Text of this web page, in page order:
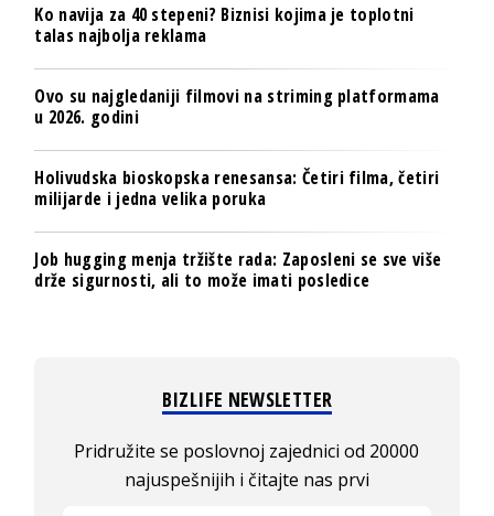
Ko navija za 40 stepeni? Biznisi kojima je toplotni
talas najbolja reklama
Ovo su najgledaniji filmovi na striming platformama
u 2026. godini
Holivudska bioskopska renesansa: Četiri filma, četiri
milijarde i jedna velika poruka
Job hugging menja tržište rada: Zaposleni se sve više
drže sigurnosti, ali to može imati posledice
BIZLIFE NEWSLETTER
Pridružite se poslovnoj zajednici od 20000
najuspešnijih i čitajte nas prvi